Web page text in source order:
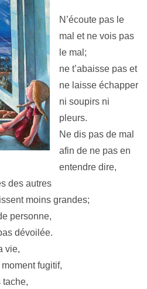
N’écoute pas le
mal et ne vois pas
le mal;
ne t’abaisse pas et
ne laisse échapper
ni soupirs ni
pleurs.
Ne dis pas de mal
afin de ne pas en
entendre dire,
des autres
moins grandes;
personne,
dévoilée.
vie,
fugitif,
tache,